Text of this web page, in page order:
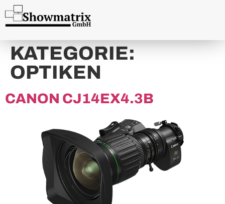
content
KATEGORIE:
OPTIKEN
CANON CJ14EX4.3B